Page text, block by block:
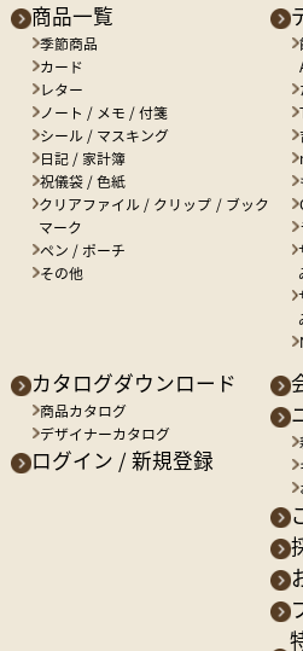
商品一覧
季節商品
カード
レター
ノート / メモ / 付箋
シール / マスキング
日記 / 家計簿
祝儀袋 / 色紙
クリアファイル / クリップ / ブック
マーク
ペン / ポーチ
その他
カタログダウンロード
商品カタログ
デザイナーカタログ
ログイン / 新規登録